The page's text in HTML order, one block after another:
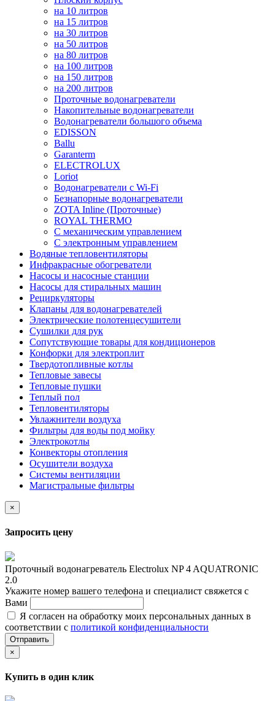
на 10 литров
на 15 литров
на 30 литров
на 50 литров
на 80 литров
на 100 литров
на 150 литров
на 200 литров
Проточные водонагреватели
Накопительные водонагреватели
Водонагреватели большого объема
EDISSON
Ballu
Garanterm
ELECTROLUX
Loriot
Водонагреватели с Wi-Fi
Безнапорные водонагреватели
ZOTA Inline (Проточные)
ROYAL THERMO
С механическим управлением
С электронным управлением
Водяные тепловентиляторы
Инфракрасные обогреватели
Насосы и насосные станции
Насосы для стиральных машин
Рециркуляторы
Клапаны для водонагревателей
Электрические полотенцесушители
Сушилки для рук
Сопутствующие товары для кондиционеров
Конфорки для электроплит
Твердотопливные котлы
Тепловые завесы
Тепловые пушки
Теплый пол
Тепловентиляторы
Увлажнители воздуха
Фильтры для воды под мойку
Электрокотлы
Конвекторы отопления
Осушители воздуха
Системы вентиляции
Магистральные фильтры
×
Запросить цену
Проточный водонагреватель Electrolux NP 4 AQUATRONIC
2.0
Укажите номер вашего телефона и специалист свяжется с
Вами
Я согласен на обработку моих персональных данных в
соответствии с политикой конфиденциальности
Отправить
×
Купить в один клик